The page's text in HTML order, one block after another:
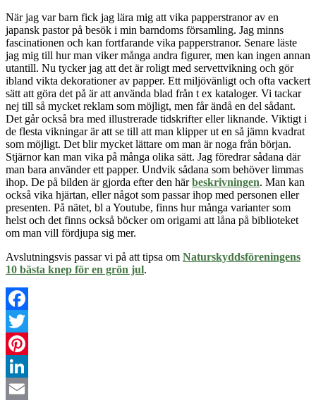
När jag var barn fick jag lära mig att vika papperstranor av en
japansk pastor på besök i min barndoms församling. Jag minns
fascinationen och kan fortfarande vika papperstranor. Senare läste
jag mig till hur man viker många andra figurer, men kan ingen annan
utantill. Nu tycker jag att det är roligt med servettvikning och gör
ibland vikta dekorationer av papper. Ett miljövänligt och ofta vackert
sätt att göra det på är att använda blad från t ex kataloger. Vi tackar
nej till så mycket reklam som möjligt, men får ändå en del sådant.
Det går också bra med illustrerade tidskrifter eller liknande. Viktigt i
de flesta vikningar är att se till att man klipper ut en så jämn kvadrat
som möjligt. Det blir mycket lättare om man är noga från början.
Stjärnor kan man vika på många olika sätt. Jag föredrarsådana där
man bara använder ett papper. Undvik sådana som behöver limmas
ihop. De på bilden är gjorda efter den härbeskrivningen. Man kan
också vika hjärtan, eller något som passar ihop med personen eller
presenten. På nätet, bl a Youtube, finns hur många varianter som
helst och det finns också böcker om origami att låna på biblioteket
om man vill fördjupa sig mer.
Avslutningsvis passar vi på att tipsa om Naturskyddsföreningens
10 bästa knep för en grön jul.
Facebook
Twitter
Pinterest
LinkedIn